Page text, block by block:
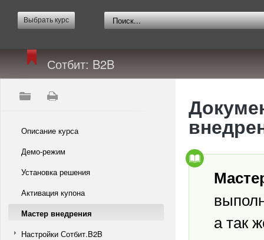
Выбрать курс
Сотбит: B2B
Описание курса
Демо-режим
Установка решения
Активация купона
Мастер внедрения
Настройки Сотбит.B2B
а так